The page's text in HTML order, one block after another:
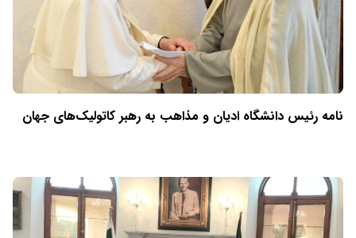
نامه رئیس دانشگاه ادیان و مذاهب به رهبر کاتولیک‌های جهان